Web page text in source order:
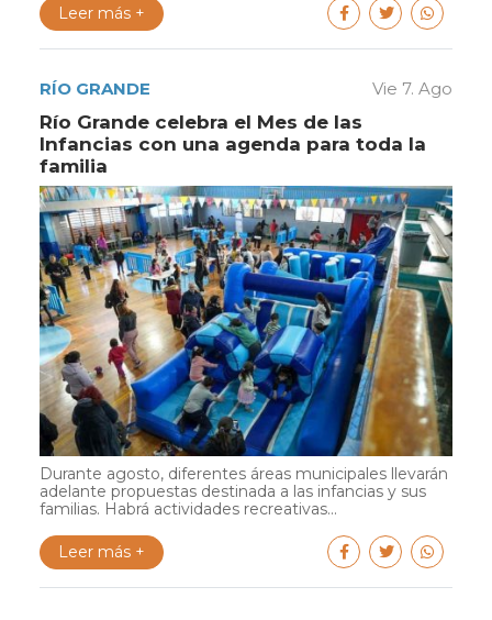
Leer más +
RÍO GRANDE Vie 7. Ago
Río Grande celebra el Mes de las
Infancias con una agenda para toda la
familia
Durante agosto, diferentes áreas municipales llevarán
adelante propuestas destinada a las infancias y sus
familias. Habrá actividades recreativas...
Leer más +